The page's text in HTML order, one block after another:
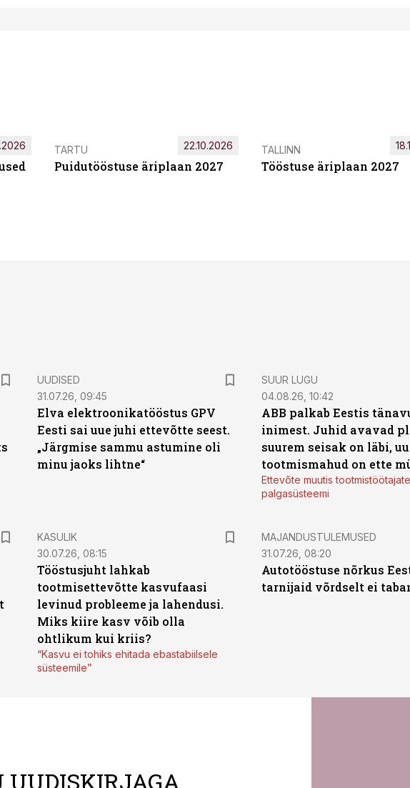
TARTU
Puidutööstuse äriplaan 2027
22.10.2026 TALLINN
Tööstuse äriplaan 2027
UUDISED
31.07.26, 09:45
Elva elektroonikatööstus GPV
Eesti sai uue juhi ettevõtte seest.
„Järgmise sammu astumine oli
minu jaoks lihtne“
SUUR LUGU
04.08.26, 10:42
ABB palkab Eestis
inimest. Juhid avavad
suurem seisak on läbi,
tootmismahud on ette
Ettevõte muutis tootmistöötajate
palgasüsteemi
KASULIK
30.07.26, 08:15
Tööstusjuht lahkab
tootmisettevõtte kasvufaasi
levinud probleeme ja lahendusi.
Miks kiire kasv võib olla
ohtlikum kui kriis?
“Kasvu ei tohiks ehitada ebastabiilsele
süsteemile”
MAJANDUSTULEMUSED
31.07.26, 08:20
Autotööstuse nõrkus
tarnijaid võrdselt ei
UUDISKIRJAGA